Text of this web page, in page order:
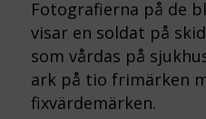
Fotografierna på de
visar en soldat på
som vårdas på
ark på tio frimärken
fixvärdemärken.